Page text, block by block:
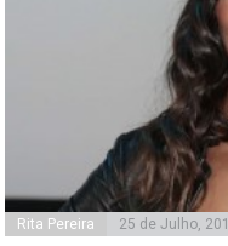
Rita Pereira 25 de Julho,